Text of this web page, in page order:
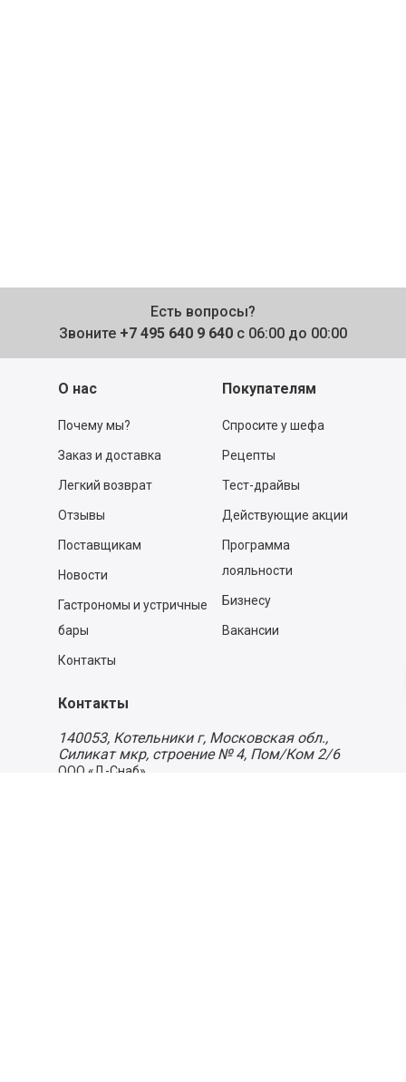
Есть вопросы?
Звоните +7 495 640 9 640 с 06:00 до 00:00
О нас
Почему мы?
Заказ и доставка
Легкий возврат
Отзывы
Поставщикам
Новости
Гастрономы и устричные
бары
Контакты
Покупателям
Спросите у шефа
Рецепты
Тест-драйвы
Действующие акции
Программа
лояльности
Бизнесу
Вакансии
Контакты
140053, Котельники г, Московская обл.,
Силикат мкр, строение № 4, Пом/Ком 2/6
ООО «Д-Снаб»